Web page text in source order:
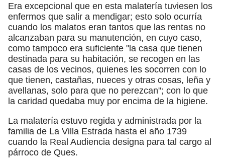
Era excepcional que en esta malatería tuviesen los
enfermos que salir a mendigar; esto solo ocurría
cuando los malatos eran tantos que las rentas no
alcanzaban para su manutención, en cuyo caso,
como tampoco era suficiente "la casa que tienen
destinada para su habitación, se recogen en las
casas de los vecinos, quienes les socorren con lo
que tienen, castañas, nueces y otras cosas, leña y
avellanas, solo para que no perezcan"; con lo que
la caridad quedaba muy por encima de la higiene.
La malatería estuvo regida y administrada por la
familia de La Villa Estrada hasta el año 1739
cuando la Real Audiencia designa para tal cargo al
párroco de Ques.